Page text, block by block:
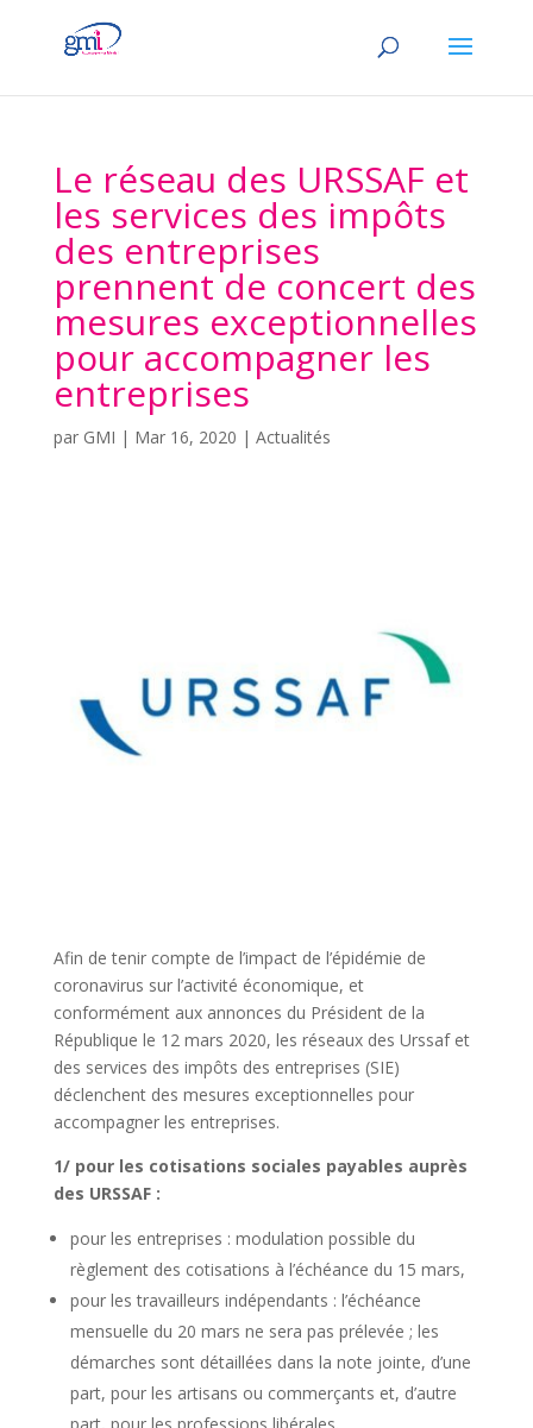
Le réseau des URSSAF et
les services des impôts
des entreprises
prennent de concert des
mesures exceptionnelles
pour accompagner les
entreprises
par GMI | Mar 16, 2020 | Actualités
Afin de tenir compte de l’impact de l’épidémie de
coronavirus sur l’activité économique, et
conformément aux annonces du Président de la
République le 12 mars 2020, les réseaux des Urssaf et
des services des impôts des entreprises (SIE)
déclenchent des mesures exceptionnelles pour
accompagner les entreprises.
1/ pour les cotisations sociales payables auprès
des URSSAF :
pour les entreprises : modulation possible du
règlement des cotisations à l’échéance du 15 mars,
pour les travailleurs indépendants : l’échéance
mensuelle du 20 mars ne sera pas prélevée ; les
démarches sont détaillées dans la note jointe, d’une
part, pour les artisans ou commerçants et, d’autre